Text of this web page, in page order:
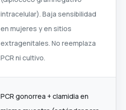
intracelular). Baja sensibilidad
en mujeres y en sitios
extragenitales. No reemplaza
PCR ni cultivo.
PCR gonorrea + clamidia en